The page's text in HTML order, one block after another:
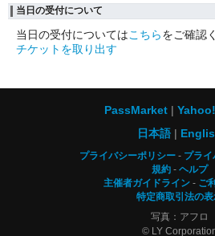
当日の受付について
当日の受付についてはこちらをご確認
チケットを取り出す
PassMarket
日本語
プライバシーポリシー
プラ
規約
ヘルプ
主催者ガイドライン
ご
特定商取引法の
写真：アフロ
© LY